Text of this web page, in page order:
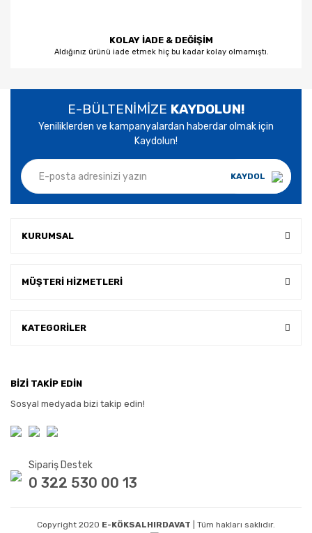
KOLAY İADE & DEĞİŞİM
Aldığınız ürünü iade etmek hiç bu kadar kolay olmamıştı.
E-BÜLTENİMİZE KAYDOLUN!
Yeniliklerden ve kampanyalardan haberdar olmak için
Kaydolun!
KAYDOL
KURUMSAL
MÜŞTERİ HİZMETLERİ
KATEGORİLER
BİZİ TAKİP EDİN
Sosyal medyada bizi takip edin!
Sipariş Destek
0 322 530 00 13
Copyright 2020 E-KÖKSALHIRDAVAT | Tüm hakları saklıdır.